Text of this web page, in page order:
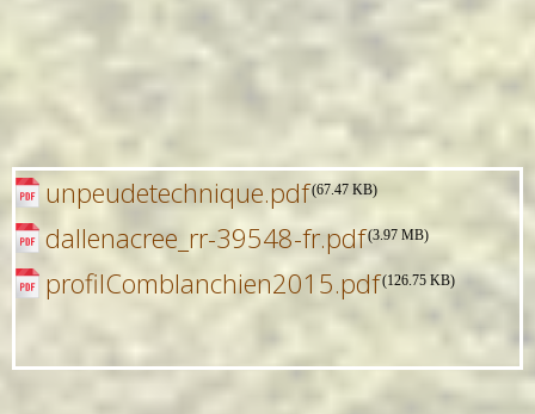
unpeudetechnique.pdf(67.47 KB)
dallenacree_rr-39548-fr.pdf(3.97 MB)
profilComblanchien2015.pdf(126.75 KB)